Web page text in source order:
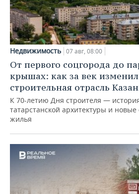
Недвижимость 07 авг, 08:00
От первого соцгорода до
крышах: как за век
строительная отрасль
К 70-летию Дня строителя —
татарстанской архитектуры и новые
жилья